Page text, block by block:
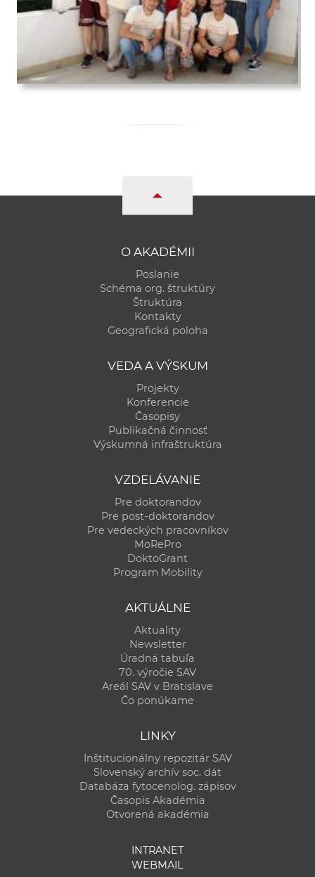
O AKADÉMII
Poslanie
Schéma org. štruktúry
Štruktúra
Kontakty
Geografická poloha
VEDA A VÝSKUM
Projekty
Konferencie
Časopisy
Publikačná činnosť
Výskumná infraštruktúra
VZDELÁVANIE
Pre doktorandov
Pre post-doktorandov
Pre vedeckých pracovníkov
MoRePro
DoktoGrant
Program Mobility
AKTUÁLNE
Aktuality
Newsletter
Úradná tabuľa
70. výročie SAV
Areál SAV v Bratislave
Čo ponúkame
LINKY
Inštitucionálny repozitár SAV
Slovenský archív soc. dát
Databáza fytocenolog. zápisov
Časopis Akadémia
Otvorená akadémia
INTRANET
WEBMAIL